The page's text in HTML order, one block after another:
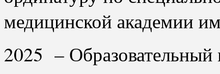
медицинской академии
2025 – Образовательный